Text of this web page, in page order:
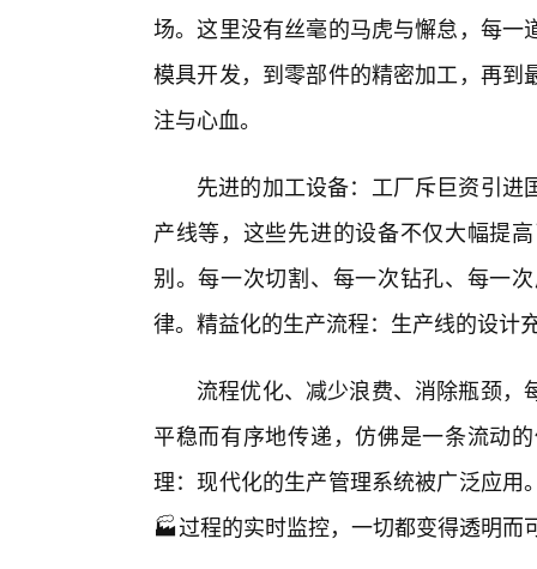
场。这里没有丝毫的马虎与懈怠，每
模具开发，到零部件的精密加工，再
注与心血。
先进的加工设备：工厂斥巨资引
产线等，这些先进的设备不仅大幅提
别。每一次切割、每一次钻孔、每一
律。精益化的生产流程：生产线的设计
流程优化、减少浪费、消除瓶颈
平稳而有序地传递，仿佛是一条流动
理：现代化的生产管理系统被广泛应
🏭过程的实时监控，一切都变得透明而